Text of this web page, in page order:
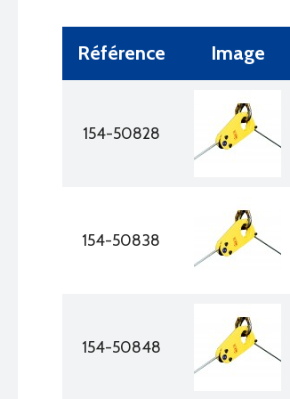
Référence Image
154-50828
154-50838
154-50848